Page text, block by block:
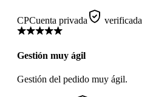
CPCuenta privada verificada
Gestión muy ágil
Gestión del pedido muy ágil.